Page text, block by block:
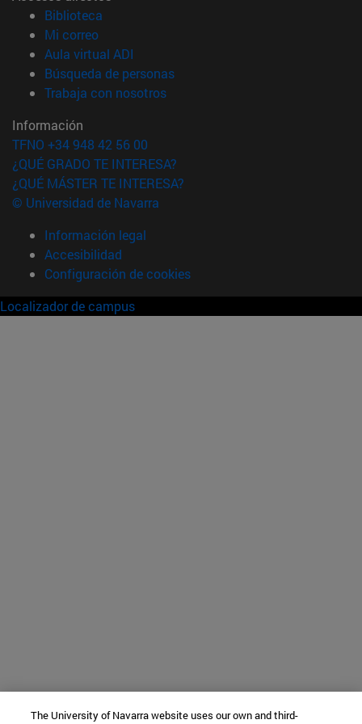
Biblioteca
Mi correo(abre en nueva ventana)
Aula virtual ADI
Búsqueda de personas(abre en nueva ventana)
Trabaja con nosotros(abre en nueva ventana)
Información
TFNO +34 948 42 56 00
¿QUÉ GRADO TE INTERESA?
¿QUÉ MÁSTER TE INTERESA?
© Universidad de Navarra
Información legal
Accesibilidad
Configuración de cookies
Localizador de campus
The University of Navarra website uses our own and third-